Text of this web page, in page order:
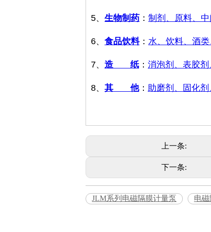
5、 生物制药 ： 制剂、原料、
6、 食品饮料： 水、饮料、酒
7、 造 纸 ： 消泡剂、表胶
8、 其 他： 助磨剂、固化
上一条:
下一条:
JLM系列电磁隔膜计量泵 电